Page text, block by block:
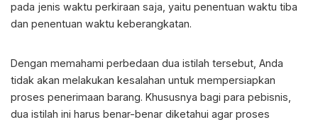
pada jenis waktu perkiraan saja, yaitu penentuan waktu tiba
dan penentuan waktu keberangkatan.
Dengan memahami perbedaan dua istilah tersebut, Anda
tidak akan melakukan kesalahan untuk mempersiapkan
proses penerimaan barang. Khususnya bagi para pebisnis,
dua istilah ini harus benar-benar diketahui agar proses